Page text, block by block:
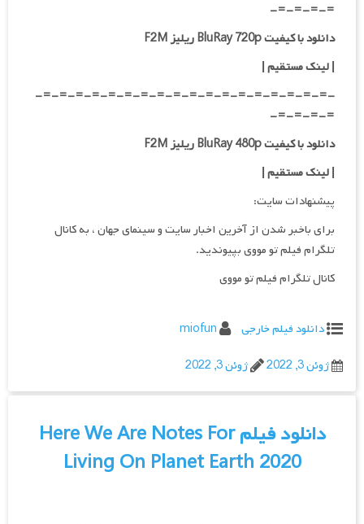
=-=-=-=-
دانلود با کیفیت BluRay 720p ریلیز F2M
| لینک مستقیم|
-=-=-=-=-=-=-=-=-=-=-=-=-=-=-=-=-=-=-
=-=-=-=-
دانلود با کیفیت BluRay 480p ریلیز F2M
| لینک مستقیم|
پیشنهادات سایت:
برای باخبر شدن از آخرین اخبار سایت و سینمای جهان ، به کانال
تلگرام فیلم تو مووی بپیوندید.
کانال تلگرام فیلم تو مووی
دانلود فیلم خارجی
miofun
ژوئن 3, 2022
ژوئن 3, 2022
دانلود فیلم Here We Are Notes For
Living On Planet Earth 2020